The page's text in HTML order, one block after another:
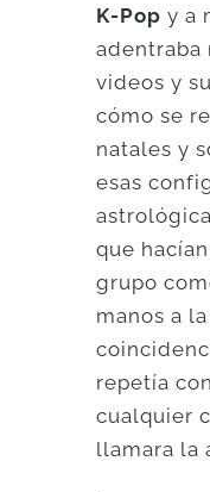
K-Pop y a
adentraba
videos y
cómo se
natales y
esas
que
grupo
manos a
repetía
cualquier
llamara la